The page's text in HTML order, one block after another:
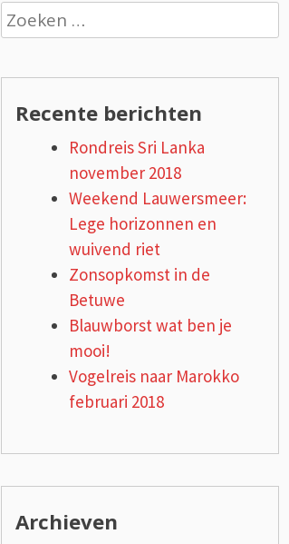
Zoeken
naar:
Recente berichten
Rondreis Sri Lanka
november 2018
Weekend Lauwersmeer:
Lege horizonnen en
wuivend riet
Zonsopkomst in de
Betuwe
Blauwborst wat ben je
mooi!
Vogelreis naar Marokko
februari 2018
Archieven